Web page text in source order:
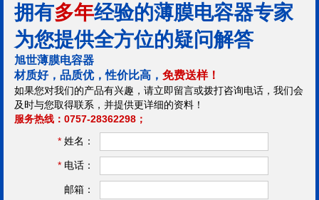
拥有多年经验的薄膜电容器专家
为您提供全方位的疑问解答
旭世薄膜电容器
材质好，品质优，性价比高， 免费送样！
如果您对我们的产品有兴趣，请立即留言或拨打咨询电话，我们会
及时与您取得联系，并提供更详细的资料！
服务热线：0757-28362298；
* 姓名：
* 电话：
邮箱：